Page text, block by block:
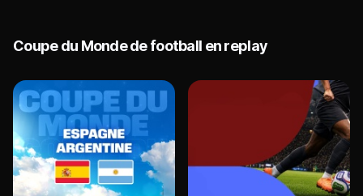
Coupe du Monde de football en replay